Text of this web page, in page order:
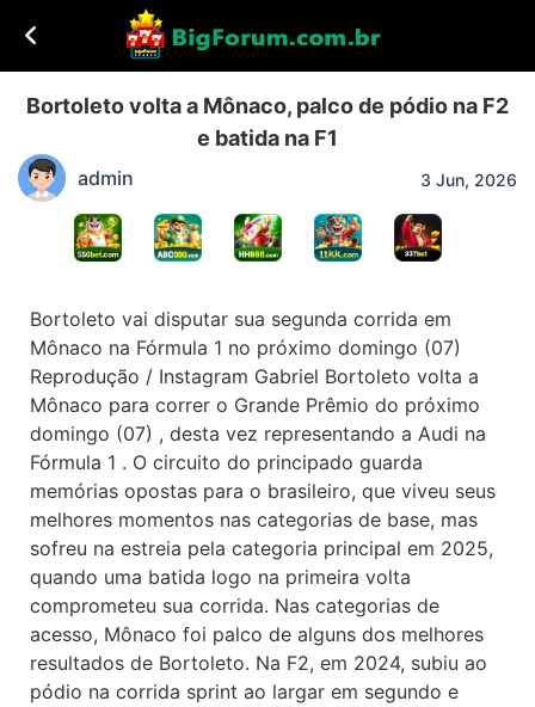
Bortoleto volta a Mônaco, palco de pódio na F2
e batida na F1
admin 3 Jun, 2026
Bortoleto vai disputar sua segunda corrida em
Mônaco na Fórmula 1 no próximo domingo (07)
Reprodução / Instagram Gabriel Bortoleto volta a
Mônaco para correr o Grande Prêmio do próximo
domingo (07) , desta vez representando a Audi na
Fórmula 1 . O circuito do principado guarda
memórias opostas para o brasileiro, que viveu seus
melhores momentos nas categorias de base, mas
sofreu na estreia pela categoria principal em 2025,
quando uma batida logo na primeira volta
comprometeu sua corrida. Nas categorias de
acesso, Mônaco foi palco de alguns dos melhores
resultados de Bortoleto. Na F2, em 2024, subiu ao
pódio na corrida sprint ao largar em segundo e